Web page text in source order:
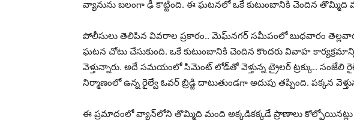
వ్యానును బలంగా ఢీ కొట్టింది. ఈ ఘటనలో ఒకే కుటుంబానికి చెందిన తొమ్మిది
పోలీసులు తెలిపిన వివరాల ప్రకారం.. మెఘ్‌నగర్‌ సమీపంలో బుధవారం
ఘటన చోటు చేసుకుంది. ఒకే కుటుంబానికి చెందిన కొందరు వివాహ
వెళ్తున్నారు. అదే సమయంలో సిమెంట్‌ లోడ్‌తో వెళ్తున్న ట్రైలర్‌ ట్రక్కు.. సంజేలి
నిర్మాణంలో ఉన్న రైల్వే ఓవర్‌ బ్రిడ్జి దాటుతుండగా అదుపు తప్పింది. పక్కన
ఈ ప్రమాదంలో వ్యాన్‌లోని తొమ్మిది మంది అక్కడికక్కడే ప్రాణాలు